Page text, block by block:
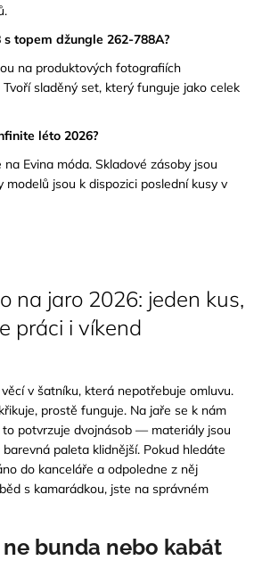
topem džungle 262-788A?
na produktových fotografiích
sladěný set, který funguje jako celek
léto 2026?
Evina móda. Skladové zásoby jsou
jsou k dispozici poslední kusy v
na jaro 2026: jeden kus,
práci i víkend
v šatníku, která nepotřebuje omluvu.
prostě funguje. Na jaře se k nám
potvrzuje dvojnásob — materiály jsou
paleta klidnější. Pokud hledáte
do kanceláře a odpoledne z něj
s kamarádkou, jste na správném
ne bunda nebo kabát